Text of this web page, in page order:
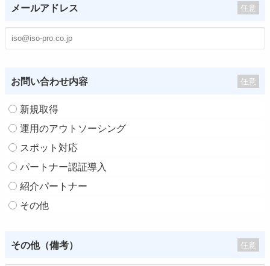
メールアドレス 任意
お問い合わせ内容 任意
新規取得
運用のアウトソーシング
スポット対応
パートナー認証導入
紹介パートナー
その他
その他（備考） 任意